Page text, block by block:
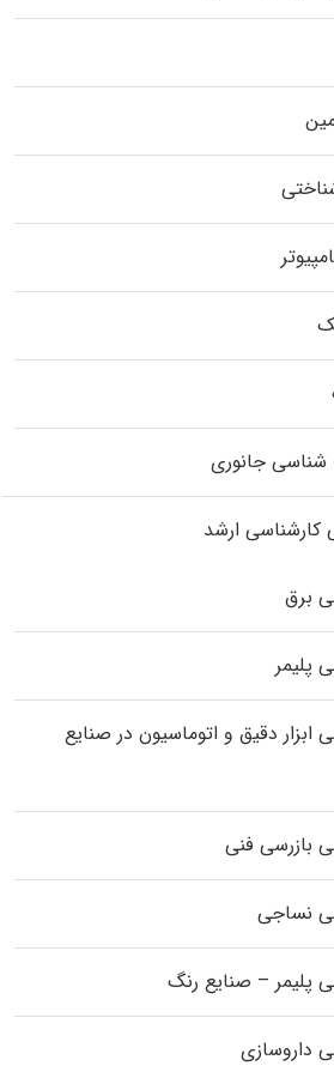
جانوری
کارشناسی ارشد
برق
پلیمر
دقیق و اتوماسیون در صنایع
بازرسی فنی
نساجی
پلیمر – صنایع رنگ
داروسازی